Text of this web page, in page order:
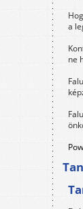
a
ne